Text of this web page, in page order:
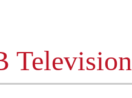
Television